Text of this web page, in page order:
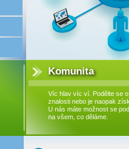
Komunita
Víc hlav víc ví. Podělte se o
znalosti nebo je naopak
U nás máte možnost se
na všem, co děláme.